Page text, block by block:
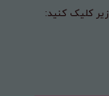
کلیک کنید: